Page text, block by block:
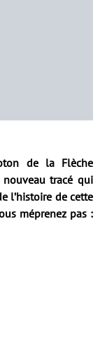
de la Flèche
tracé qui
l’histoire de cette
méprenez pas :